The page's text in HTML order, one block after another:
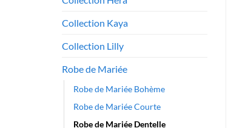
Collection Kaya
Collection Lilly
Robe de Mariée
Robe de Mariée Bohème
Robe de Mariée Courte
Robe de Mariée Dentelle